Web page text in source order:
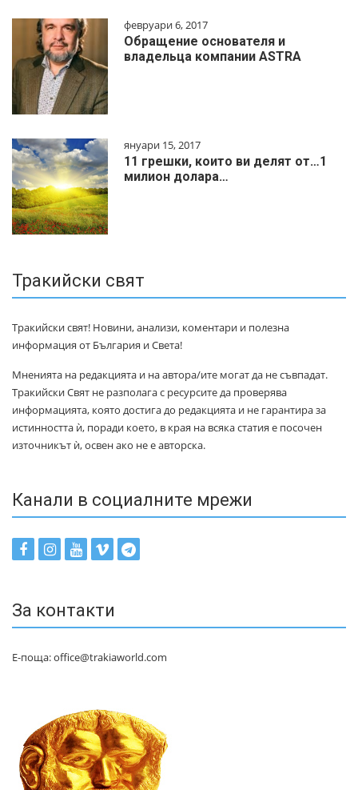
февруари 6, 2017
Обращение основателя и
владельца компании ASTRA
януари 15, 2017
11 грешки, които ви делят от…1
милиoн дoлapa…
Тракийски свят
Тракийски свят! Новини, анализи, коментари и полезна
информация от България и Света!
Мненията на редакцията и на автора/ите могат да не съвпадат.
Тракийски Свят не разполага с ресурсите да проверява
информацията, която достига до редакцията и не гарантира за
истинността ѝ, поради което, в края на всяка статия е посочен
източникът ѝ, освен ако не е авторска.
Канали в социалните мрежи
За контакти
Е-поща: office@trakiaworld.com